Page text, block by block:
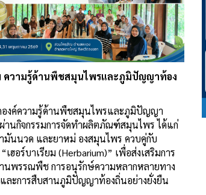
ความรู้ด้านพืชสมุนไพรและภูมิปัญญาท้อง
องค์ความรู้ด้านพืชสมุนไพรและภูมิปัญญา
านกิจกรรมการจัดทำผลิตภัณฑ์สมุนไพร ได้แก่
มันนวด และยาหม่ องสมุนไพร ควบคู่กับ
เฮอร์บาเรียม (Herbarium)” เพื่อส่งเสริมการ
นพรรณพืช การอนุรักษ์ความหลากหลายทาง
ละการสืบสานภูมิปัญญาท้องถิ่นอย่างยั่งยืน